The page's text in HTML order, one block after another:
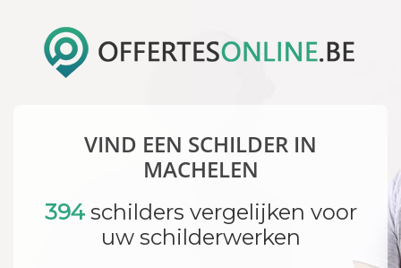
VIND EEN SCHILDER IN
MACHELEN
394schilders vergelijken voor
uw schilderwerken